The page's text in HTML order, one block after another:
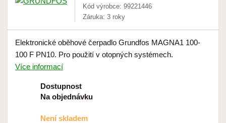
Kód výrobce: 99221446
Záruka: 3 roky
Elektronické oběhové čerpadlo Grundfos MAGNA1 100-
100 F PN10. Pro použití v otopných systémech.
Více informací
Dostupnost
Na objednávku
Není skladem